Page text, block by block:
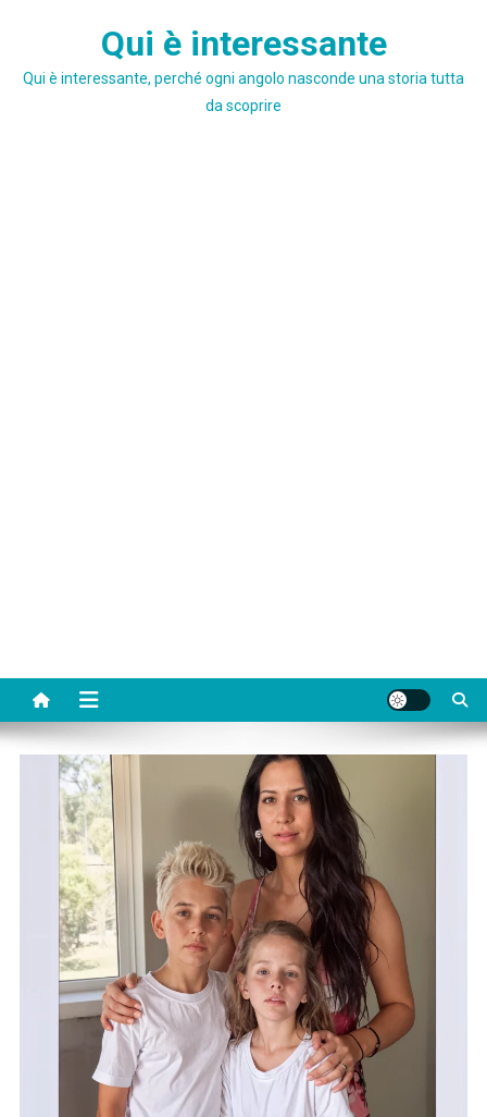
Qui è interessante
Qui è interessante, perché ogni angolo nasconde una storia tutta
da scoprire